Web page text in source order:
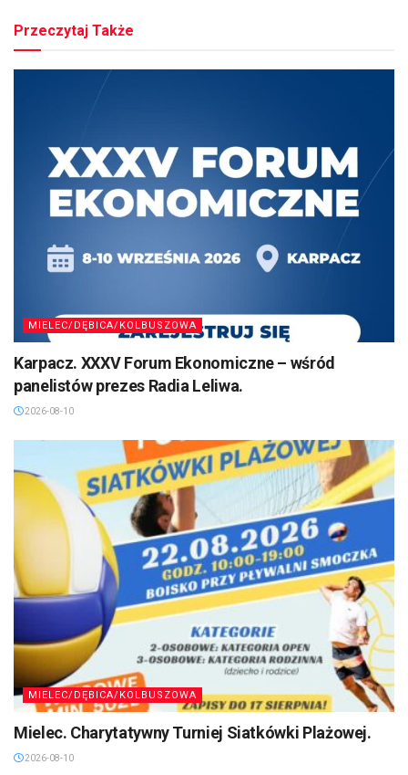
Przeczytaj Także
MIELEC/DĘBICA/KOLBUSZOWA
Karpacz. XXXV Forum Ekonomiczne – wśród
panelistów prezes Radia Leliwa.
2026-08-10
MIELEC/DĘBICA/KOLBUSZOWA
Mielec. Charytatywny Turniej Siatkówki Plażowej.
2026-08-10